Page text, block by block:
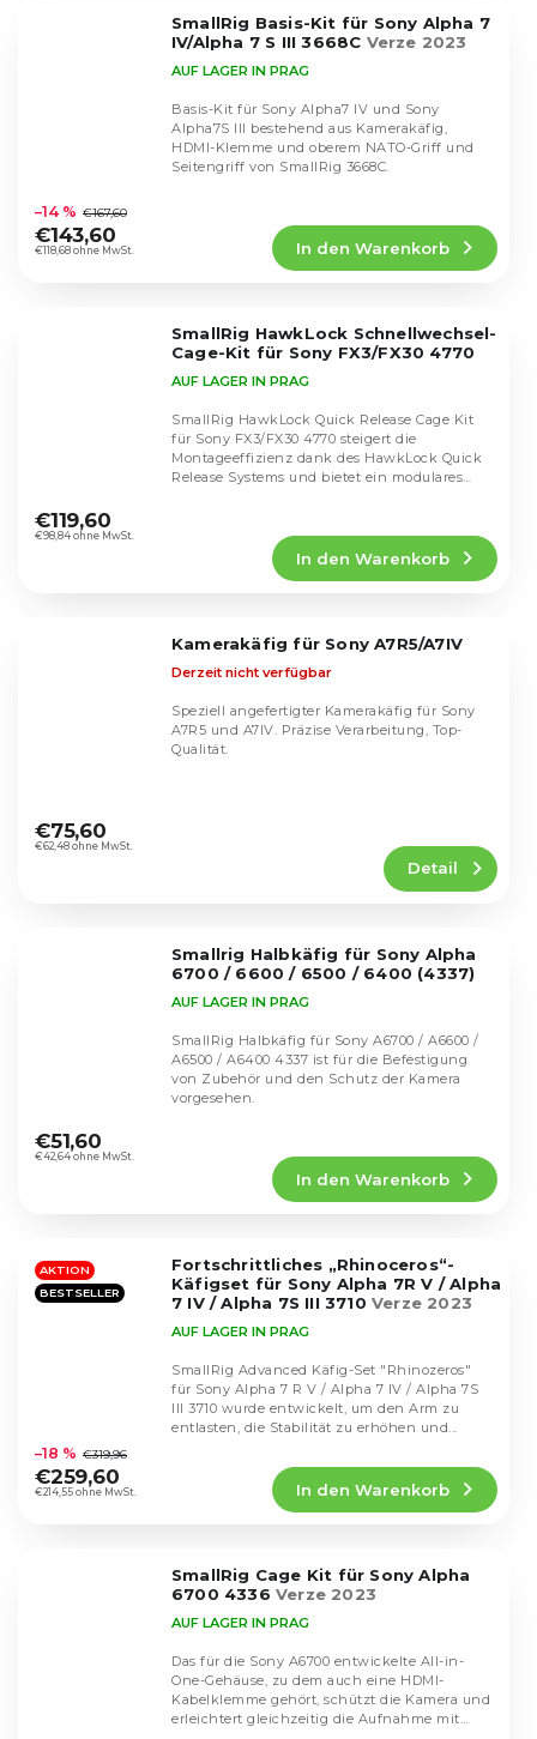
SmallRig Basis-Kit für Sony Alpha 7
IV/Alpha 7 S III 3668C Verze 2023
durchschnittliche
Produktbewertung
ist
AUF LAGER IN PRAG
€118,68 ohne MwSt.
–14 % €167,60
€143,60
In den Warenkorb
Basis-Kit für Sony Alpha7 IV und Sony
Alpha7S III bestehend aus Kamerakäfig,
HDMI-Klemme und oberem NATO-Griff und
Seitengriff von SmallRig 3668C.
SmallRig HawkLock Schnellwechsel-
Cage-Kit für Sony FX3/FX30 4770
durchschnittliche
Produktbewertung
AUF LAGER IN PRAG
€98,84 ohne MwSt.
€119,60
In den Warenkorb
SmallRig HawkLock Quick Release Cage Kit
für Sony FX3/FX30 4770 steigert die
Montageeffizienz dank des HawkLock Quick
Release Systems und bietet ein modulares
Kamerakäfig für Sony A7R5/A7IV
durchschnittliche
Produktbewertung
Derzeit nicht verfügbar
€62,48 ohne MwSt.
€75,60
Detail
Speziell angefertigter Kamerakäfig für Sony
A7R5 und A7IV. Präzise Verarbeitung, Top-
Qualität.
Smallrig Halbkäfig für Sony Alpha
6700 / 6600 / 6500 / 6400 (4337)
durchschnittliche
Produktbewertung
Sternen.
AUF LAGER IN PRAG
€42,64 ohne MwSt.
€51,60
In den Warenkorb
SmallRig Halbkäfig für Sony A6700 / A6600 /
A6500 / A6400 4337 ist für die Befestigung
von Zubehör und den Schutz der Kamera
vorgesehen.
AKTION
BESTSELLER
Fortschrittliches „Rhinoceros“-
Käfigset für Sony Alpha 7R V / Alpha
7 IV / Alpha 7S III 3710 Verze 2023
durchschnittliche
Produktbewertung
ist
AUF LAGER IN PRAG
€214,55 ohne MwSt.
–18 % €319,96
€259,60
In den Warenkorb
SmallRig Advanced Käfig-Set "Rhinozeros"
für Sony Alpha 7 R V / Alpha 7 IV / Alpha 7S
III 3710 wurde entwickelt, um den Arm zu
entlasten, die Stabilität zu erhöhen und...
SmallRig Cage Kit für Sony Alpha
6700 4336 Verze 2023
AUF LAGER IN PRAG
Das für die Sony A6700 entwickelte All-in-
One-Gehäuse, zu dem auch eine HDMI-
Kabelklemme gehört, schützt die Kamera und
erleichtert gleichzeitig die Aufnahme mit